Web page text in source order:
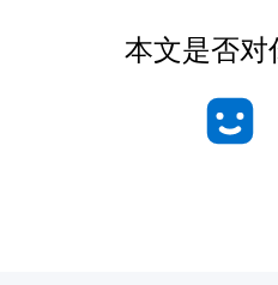
本文是否对